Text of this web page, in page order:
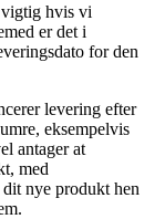
vigtig hvis vi
er det i
for den
levering efter
eksempelvis
antager at
med
dit nye produkt hen